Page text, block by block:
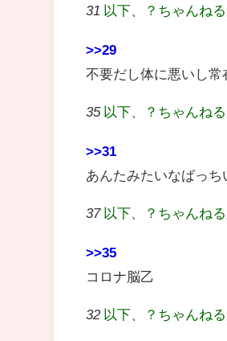
31 以下、？ちゃんね
>>29
不要だし体に悪いし
35 以下、？ちゃんね
>>31
あんたみたいなばっ
37 以下、？ちゃんね
>>35
コロナ脳乙
32 以下、？ちゃんね